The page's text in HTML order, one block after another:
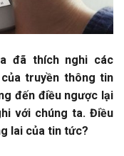
đã thích nghi các
truyền thông tin
đến điều ngược lại
với chúng ta. Điều
lai của tin tức?